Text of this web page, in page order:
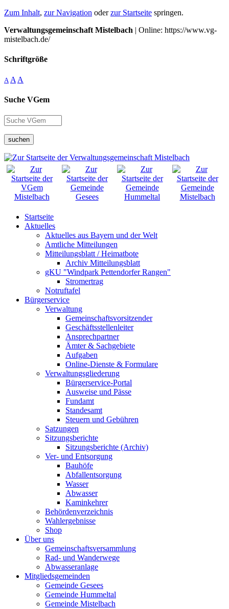
Zum Inhalt, zur Navigation oderzur Startseite springen.
Verwaltungsgemeinschaft Mistelbach | Online: https://www.vg-
mistelbach.de/
Schriftgröße
A A A
Suche VGem
suchen
Startseite
Aktuelles
Aktuelles aus Bayern und der Welt
Amtliche Mitteilungen
Mitteilungsblatt / Heimatbote
Archiv Mitteilungsblatt
gKU "Windpark Pettendorfer Rangen"
Stromertrag
Notruftafel
Bürgerservice
Verwaltung
Gemeinschaftsvorsitzender
Geschäftsstellenleiter
Ansprechpartner
Ämter & Sachgebiete
Aufgaben
Online-Dienste & Formulare
Verwaltungsgliederung
Bürgerservice-Portal
Ausweise und Pässe
Fundamt
Standesamt
Steuern und Gebühren
Satzungen
Sitzungsberichte
Sitzungsberichte (Archiv)
Ver- und Entsorgung
Bauhöfe
Abfallentsorgung
Wasser
Abwasser
Kaminkehrer
Behördenverzeichnis
Wahlergebnisse
Shop
Über uns
Gemeinschaftsversammlung
Rad- und Wanderwege
Abwasseranlage
Mitgliedsgemeinden
Gemeinde Gesees
Gemeinde Hummeltal
Gemeinde Mistelbach